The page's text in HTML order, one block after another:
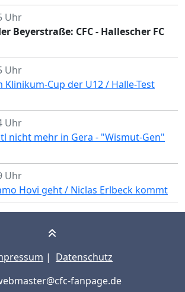
Uhr
Beyerstraße: CFC - Hallescher FC
Uhr
Klinikum-Cup der U12 / Halle-Test
Uhr
nicht mehr in Gera - "Wismut-Gen"
Uhr
Hovi geht / Niclas Erlbeck kommt
| Datenschutz
fanpage.de